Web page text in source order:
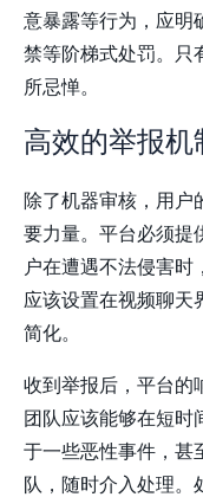
意暴露等行为，应明
禁等阶梯式处罚。只
所忌惮。
高效的举报机
除了机器审核，用户
要力量。平台必须提
户在遭遇不法侵害时
应该设置在视频聊天
简化。
收到举报后，平台的
团队应该能够在短时
于一些恶性事件，甚
队，随时介入处理。